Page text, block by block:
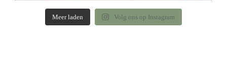
Meer laden Volg ons op Instagram